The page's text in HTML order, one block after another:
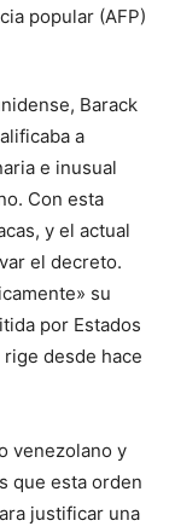
Barack
a
e inusual
Con esta
y el actual
el decreto.
su
por Estados
desde hace
venezolano y
que esta orden
justificar una